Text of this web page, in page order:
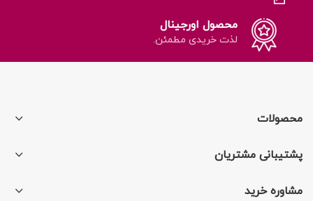
محصول اورجینال
لذت خریدی مطمئن.
محصولات
پشتیبانی مشتریان
مشاوره خرید